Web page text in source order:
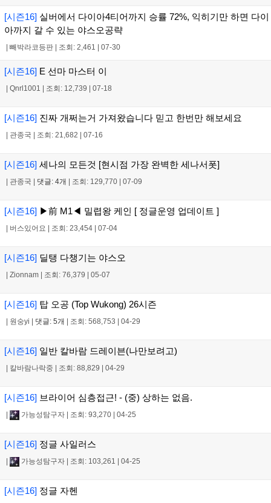
[시즌16] 실버에서 다이아4티어까지 승률 72%, 익히기만 하면 다이
아까지 갈 수 있는 야스오공략
빼박라코등판 조회: 2,461 07-30
[시즌16] E 선마 마스터 이
Qnrl1001 조회: 12,739 07-18
[시즌16] 진짜 개쩌는거 가져왔습니다 믿고 한번만 해보세요
관종국 조회: 21,682 07-16
[시즌16] 세나의 모든것 [현시점 가장 완벽한 세나서폿]
관종국 댓글: 4개 조회: 129,770 07-09
[시즌16] ▶前 M1◀ 밀렵왕 케인 [ 정글운영 업데이트 ]
버스있어요 조회: 23,454 07-04
[시즌16] 딜탱 다챙기는 야스오
Zionnam 조회: 76,379 05-07
[시즌16] 탑 오공 (Top Wukong) 26시즌
원숭yi 댓글: 5개 조회: 568,753 04-29
[시즌16] 일반 칼바람 드레이븐(나만보려고)
칼바람나락중 조회: 88,829 04-29
[시즌16] 브라이어 심층접근! - (중) 상하는 없음.
가능성탐구자 조회: 93,270 04-25
[시즌16] 정글 사일러스
가능성탐구자 조회: 103,261 04-25
[시즌16] 정글 자헨